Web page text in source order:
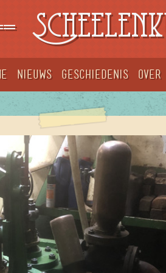
Nieuws Geschiedenis Over